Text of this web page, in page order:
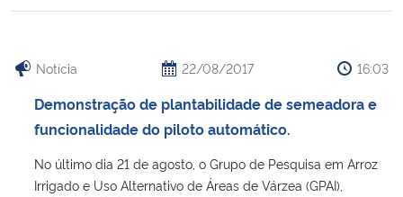
Notícia 22/08/2017 16:03
Demonstração de plantabilidade de semeadora e
funcionalidade do piloto automático.
No último dia 21 de agosto, o Grupo de Pesquisa em Arroz
Irrigado e Uso Alternativo de Áreas de Várzea (GPAI),